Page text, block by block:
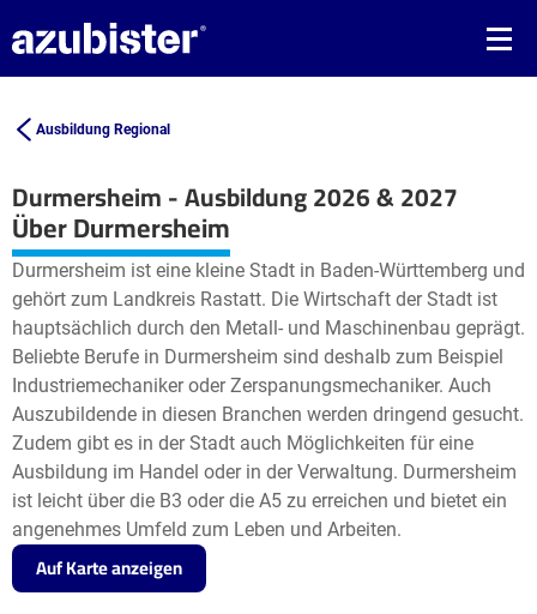
Ausbildung Regional
Durmersheim - Ausbildung 2026 & 2027
+
−
Leaflet| ©OpenStreetMap2 contributors
Über Durmersheim
Durmersheim ist eine kleine Stadt in Baden-Württemberg und
gehört zum Landkreis Rastatt. Die Wirtschaft der Stadt ist
hauptsächlich durch den Metall- und Maschinenbau geprägt.
Beliebte Berufe in Durmersheim sind deshalb zum Beispiel
Industriemechaniker oder Zerspanungsmechaniker. Auch
Auszubildende in diesen Branchen werden dringend gesucht.
Zudem gibt es in der Stadt auch Möglichkeiten für eine
Ausbildung im Handel oder in der Verwaltung. Durmersheim
ist leicht über die B3 oder die A5 zu erreichen und bietet ein
angenehmes Umfeld zum Leben und Arbeiten.
Auf Karte anzeigen